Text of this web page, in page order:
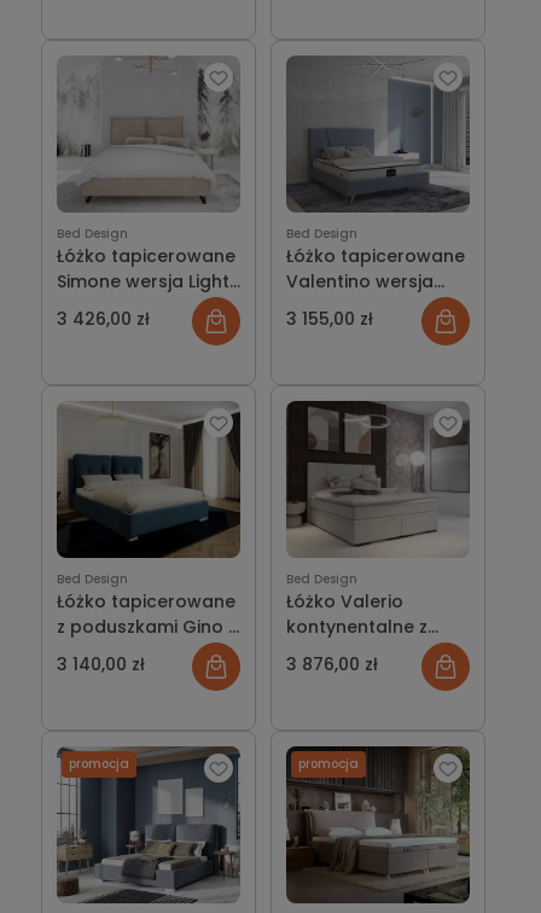
Bed Design
Łóżko tapicerowane
Simone wersja Light
z pojemnikiem lub
bez
3 426,00 zł
Bed Design
Łóżko tapicerowane
Valentino wersja
Light z pojemnikiem
lub bez
3 155,00 zł
Bed Design
Łóżko tapicerowane
z poduszkami Gino z
pojemnikiem lub bez
3 140,00 zł
Bed Design
Łóżko Valerio
kontynentalne z
pojemnikiem lub bez
3 876,00 zł
promocja promocja